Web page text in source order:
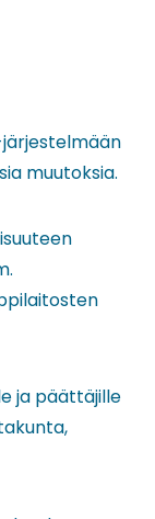
muutoksia.
ja päättäjille